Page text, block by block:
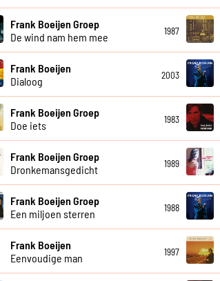
Frank Boeijen Groep
De wind nam hem mee
1987
Frank Boeijen
Dialoog
2003
Frank Boeijen Groep
Doe iets
1983
Frank Boeijen Groep
Dronkemansgedicht
1989
Frank Boeijen Groep
Een miljoen sterren
1988
Frank Boeijen
Eenvoudige man
1997